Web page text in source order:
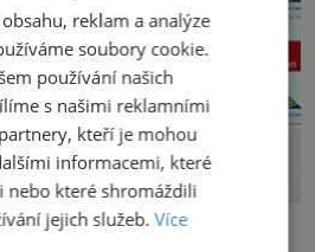
reklam a analýze
soubory cookie.
používání našich
s našimi reklamními
kteří je mohou
informacemi, které
nebo které shromáždili
jejich služeb.Více